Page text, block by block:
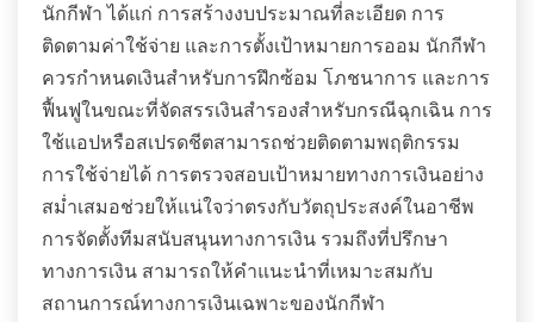
นักกีฬา ได้แก่ การสร้างงบประมาณที่ละเอียด การ
ติดตามค่าใช้จ่าย และการตั้งเป้าหมายการออม นักกีฬา
ควรกำหนดเงินสำหรับการฝึกซ้อม โภชนาการ และการ
ฟื้นฟูในขณะที่จัดสรรเงินสำรองสำหรับกรณีฉุกเฉิน การ
ใช้แอปหรือสเปรดชีตสามารถช่วยติดตามพฤติกรรม
การใช้จ่ายได้ การตรวจสอบเป้าหมายทางการเงินอย่าง
สม่ำเสมอช่วยให้แน่ใจว่าตรงกับวัตถุประสงค์ในอาชีพ
การจัดตั้งทีมสนับสนุนทางการเงิน รวมถึงที่ปรึกษา
ทางการเงิน สามารถให้คำแนะนำที่เหมาะสมกับ
สถานการณ์ทางการเงินเฉพาะของนักกีฬา